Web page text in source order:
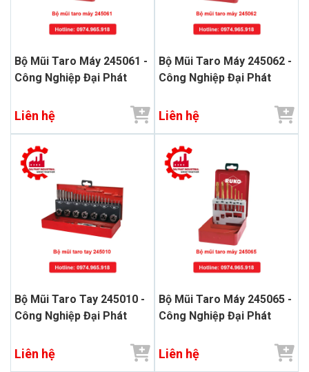
Bộ Mũi Taro Máy 245061 -
Công Nghiệp Đại Phát
Liên hệ
Bộ Mũi Taro Máy 245062 -
Công Nghiệp Đại Phát
Liên hệ
Bộ Mũi Taro Tay 245010 -
Công Nghiệp Đại Phát
Liên hệ
Bộ Mũi Taro Máy 245065 -
Công Nghiệp Đại Phát
Liên hệ